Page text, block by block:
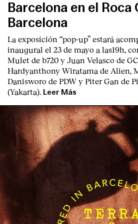
English
Barcelona en el Roca
Barcelona
La exposición “pop-up” estará
inaugural el 23 de mayo a las19h,
Mulet de b720 y Juan Velasco de
Hardyanthony Wiratama de Alien,
Danisworo de PDW y Piter Gan de
(Yakarta). Leer Más